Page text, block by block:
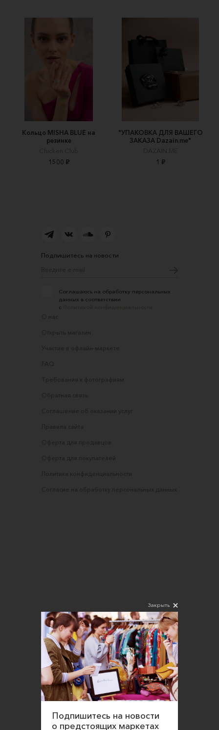
Кольцо MISHA BLUE на
резинке
Chicken Club
1500 ₽
"УПАКОВКА ДЛЯ ВАШЕГО
ЗАКАЗА Dazain.me"
DAZAIN.ME
1 ₽
Подпишитесь на новости
Соглашаюсь на обработку персональных
данных в соответствии
с
О нас
Открыть магазин
Участие в офлайн-маркете
FAQ
Требования к фотографиям
Обратная связь
Соглашение об оказании услуг
Правила сайта
Оферта для продавцов
Оферта для покупателей
Политика конфиденциальности
Согласие на обработку персональных данных
Закрыть
Подпишитесь на новости
о предстоящих маркетах